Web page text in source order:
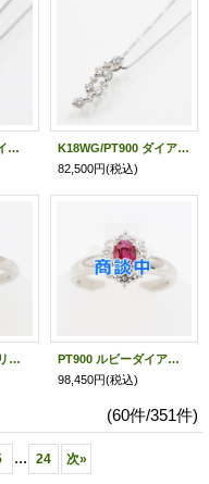
PT850/900 ダイアイリペンダントネックレス 0.35ct 4.90g
K18WG/PT900 ダイアイリペンダントネックレス 0.50ct 3.90g
82,500円(税込)
PT900 ダイアイリリング 0.05ct 0.45ct 4.30g
PT900 ルビーダイアイリリング 0.55ct 0.50ct 5.60g
98,450円(税込)
(60件/351件)
... 24 次»